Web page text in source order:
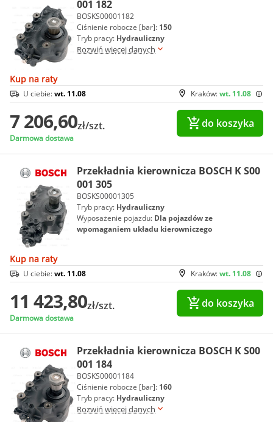
001 182
BOSKS00001182
Ciśnienie robocze [bar]: 150
Tryb pracy: Hydrauliczny
Rozwiń więcej danych
Kup na raty
Kraków:wt. 11.08
U ciebie:wt. 11.08
7 206,60zł/szt.
Darmowa dostawa
do koszyka
Przekładnia kierownicza BOSCH K S00
001 305
BOSKS00001305
Tryb pracy: Hydrauliczny
Wyposażenie pojazdu: Dla pojazdów ze
wpomaganiem układu kierowniczego
Kup na raty
Kraków:wt. 11.08
U ciebie:wt. 11.08
11 423,80zł/szt.
Darmowa dostawa
do koszyka
Przekładnia kierownicza BOSCH K S00
001 184
BOSKS00001184
Ciśnienie robocze [bar]: 160
Tryb pracy: Hydrauliczny
Rozwiń więcej danych